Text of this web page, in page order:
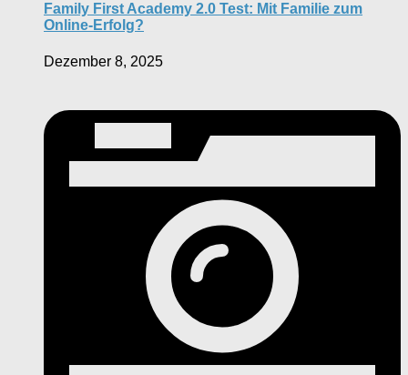
Family First Academy 2.0 Test: Mit Familie zum
Online-Erfolg?
Dezember 8, 2025